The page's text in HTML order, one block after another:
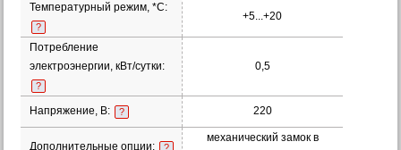
Температурный режим, *С:
?
+5...+20
Потребление
электроэнергии, кВт/сутки:
?
0,5
Напряжение, В: ? 220
Дополнительные опции: ?
механический замок в